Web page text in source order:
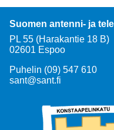
Suomen antenni- ja
PL 55 (Harakantie 18 B)
02601 Espoo
Puhelin (09) 547 610
sant@sant.fi